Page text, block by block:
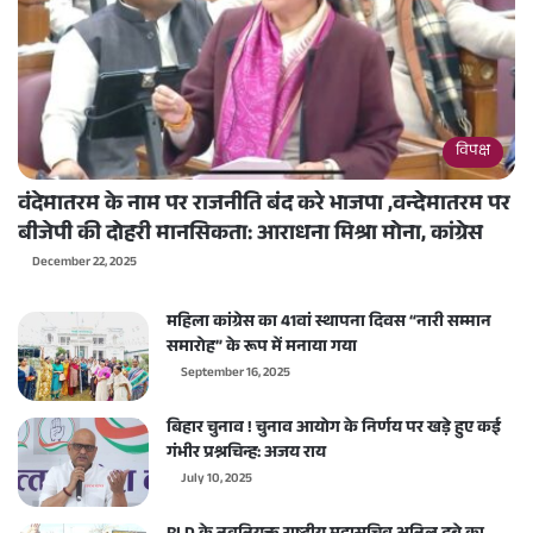
विपक्ष
वंदेमातरम के नाम पर राजनीति बंद करे भाजपा ,वन्देमातरम पर
बीजेपी की दोहरी मानसिकता: आराधना मिश्रा मोना, कांग्रेस
December 22, 2025
महिला कांग्रेस का 41वां स्थापना दिवस “नारी सम्मान
समारोह” के रूप में मनाया गया
September 16, 2025
बिहार चुनाव ! चुनाव आयोग के निर्णय पर खड़े हुए कई
गंभीर प्रश्नचिन्ह: अजय राय
July 10, 2025